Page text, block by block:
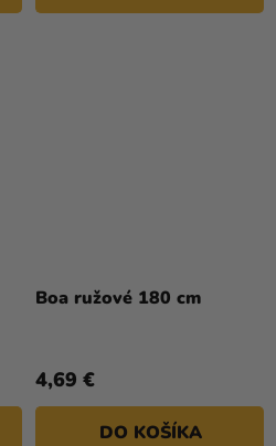
Boa ružové 180 cm
4,69 €
DO KOŠÍKA